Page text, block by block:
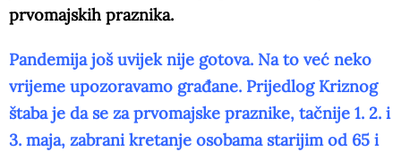
prvomajskih praznika.
Pandemija još uvijek nije gotova. Na to već neko
vrijeme upozoravamo građane. Prijedlog Kriznog
štaba je da se za prvomajske praznike, tačnije 1. 2. i
3. maja, zabrani kretanje osobama starijim od 65 i